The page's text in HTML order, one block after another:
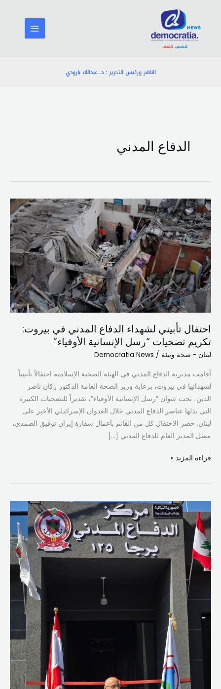
المحتوى
الناشر ورئيس التحرير : د. عبدالله بارودي
الدفاع المدني
احتفال تأبيني لشهداء الدفاع المدني في بيروت:
تكريم تضحيات “رسل الإنسانية الأوفياء”
لبنان - صحة وبيئة /
Democratia News
أقامت مديرية الدفاع المدني في الهيئة الصحية الإسلامية احتفالاً تأبينياً
لشهدائها في بيروت، برعاية وزير الصحة العامة الدكتور ركان ناصر
الدين، تحت عنوان “رسل الإنسانية الأوفياء”، تقديراً للتضحيات الكبيرة
التي بذلها عناصر الدفاع المدني خلال العدوان الإسرائيلي الأخير على
لبنان. حضر الاحتفال كل من القائم بأعمال سفارة إيران توفيق الصمدي،
ممثل المدير العام للدفاع المدني […]
احتفال
تأبيني
لشهداء
الدفاع
المدني
في
بيروت:
تكريم
تضحيات
“رسل
الإنسانية
الأوفياء”
قراءة المزيد »
في
افتتاح
مركز
الدفاع
المدني
برجا:
ملتزمون
الانتخابات
بموعدها